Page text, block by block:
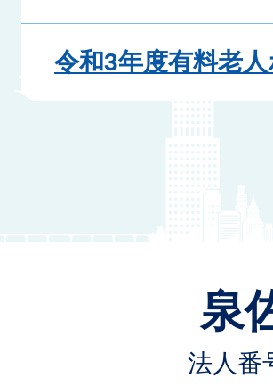
令和3年度有料老
泉
法人番